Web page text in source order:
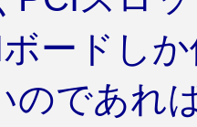
ードし
のであれ